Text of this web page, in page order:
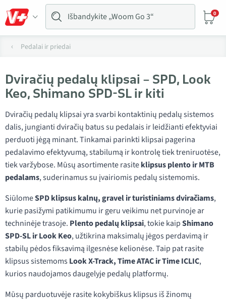
0
Pedalai ir priedai
Dviračių pedalų klipsai – SPD, Look
Keo, Shimano SPD-SL ir kiti
Dviračių pedalų klipsai yra svarbi kontaktinių pedalų sistemos
dalis, jungianti dviračių batus su pedalais ir leidžianti efektyviai
perduoti jėgą minant. Tinkamai parinkti klipsai pagerina
pedalavimo efektyvumą, stabilumą ir kontrolę tiek treniruotėse,
tiek varžybose. Mūsų asortimente rasiteklipsus plento ir MTB
pedalams, suderinamus su įvairiomis pedalų sistemomis.
SiūlomeSPD klipsus kalnų, gravel ir turistiniams dviračiams,
kurie pasižymi patikimumu ir geru veikimu net purvinoje ar
techninėje trasoje. Plento pedalų klipsai, tokie kaipShimano
SPD-SL ir Look Keo, užtikrina maksimalų jėgos perdavimą ir
stabilų pėdos fiksavimą ilgesnėse kelionėse. Taip pat rasite
klipsus sistemomsLook X-Track, Time ATAC ir Time ICLIC,
kurios naudojamos daugelyje pedalų platformų.
Mūsų parduotuvėje rasite kokybiškus klipsus iš žinomų